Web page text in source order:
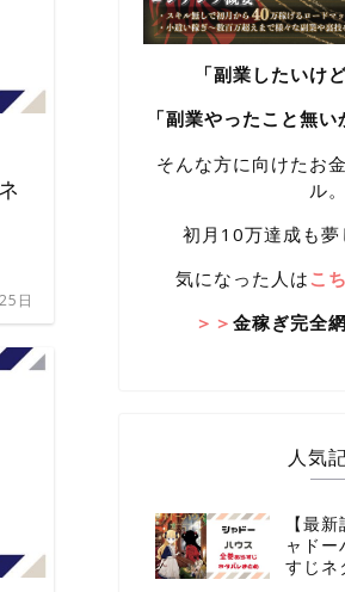
日
「副業したいけ
「副業やったこと無い
そんな方に向けたお
ル。
初月10万達成も夢
気になった人は こ
＞＞ 金稼ぎ完全
人気
【最
ャドー
すじネ